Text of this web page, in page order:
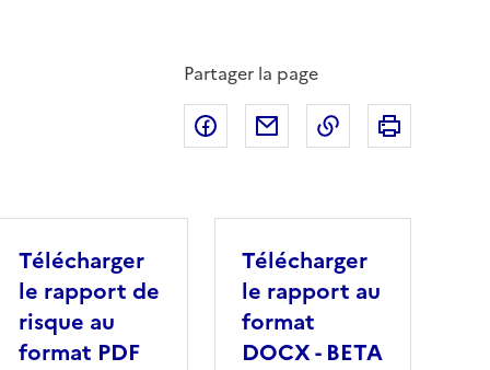
Partager la page
Partager sur Facebook
Partager par email
Copier dans le
Télécharger
le rapport de
risque au
format PDF
Télécharger
le rapport au
format
DOCX - BETA